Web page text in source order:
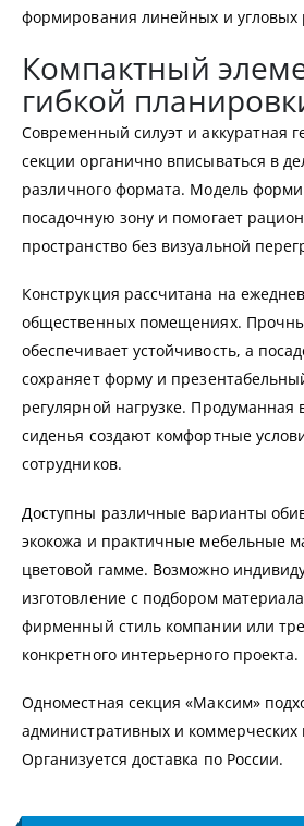
формирования линейных и
Компактный
гибкой
Современный силуэт и аккуратная
секции органично вписываться в
различного формата. Модель
посадочную зону и помогает
пространство без визуальной
Конструкция рассчитана на
общественных помещениях.
обеспечивает устойчивость, а
сохраняет форму и
регулярной нагрузке. Продуманная
сиденья создают комфортные
сотрудников.
Доступны различные варианты
экокожа и практичные мебельные
цветовой гамме. Возможно
изготовление с подбором
фирменный стиль компании или
конкретного интерьерного проекта.
Одноместная секция «Максим»
административных и
Организуется доставка по России.